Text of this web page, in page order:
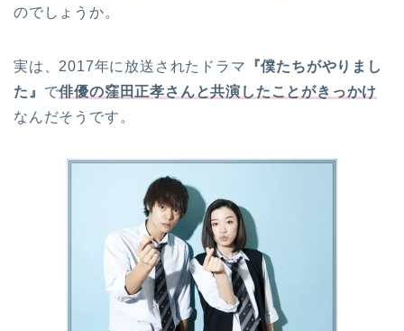
のでしょうか。
実は、2017年に放送されたドラマ 『僕たちがやりまし
た』 で俳優の窪田正孝さんと共演したことがきっかけ
なんだそうです。